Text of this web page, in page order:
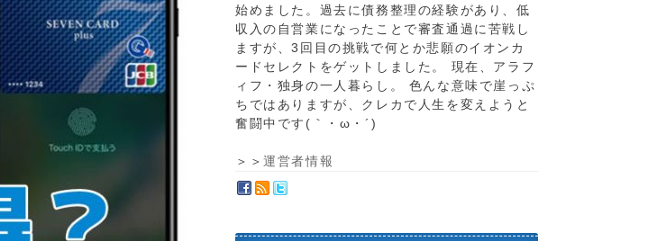
始めました。過去に債務整理の経験があり、低
収入の自営業になったことで審査通過に苦戦し
ますが、3回目の挑戦で何とか悲願のイオンカ
ードセレクトをゲットしました。 現在、アラフ
ィフ・独身の一人暮らし。 色んな意味で崖っぷ
ちではありますが、クレカで人生を変えようと
奮闘中です(｀・ω・´)ゞ
＞＞運営者情報